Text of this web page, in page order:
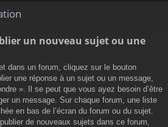
un nouveau sujet ou une
dans un forum, cliquez sur le bouton
une réponse à un sujet ou un message,
». Il se peut que vous ayez besoin d’être
un message. Sur chaque forum, une liste
en bas de l’écran du forum ou du sujet.
de nouveaux sujets dans ce forum,